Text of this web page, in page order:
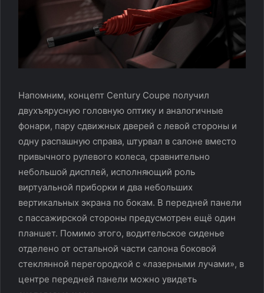
Напомним, концепт Century Coupe получил
двухъярусную головную оптику и аналогичные
фонари, пару сдвижных дверей с левой стороны и
одну распашную справа, штурвал в салоне вместо
привычного рулевого колеса, сравнительно
небольшой дисплей, исполняющий роль
виртуальной приборки и два небольших
вертикальных экрана по бокам. В передней панели
с пассажирской стороны предусмотрен ещё один
планшет. Помимо этого, водительское сиденье
отделено от остальной части салона боковой
стеклянной перегородкой с «лазерными лучами», в
центре передней панели можно увидеть